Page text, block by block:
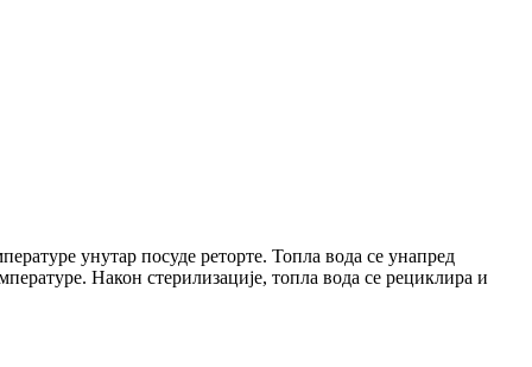
унутар посуде реторте. Топла вода се унапред
Након стерилизације, топла вода се рециклира и